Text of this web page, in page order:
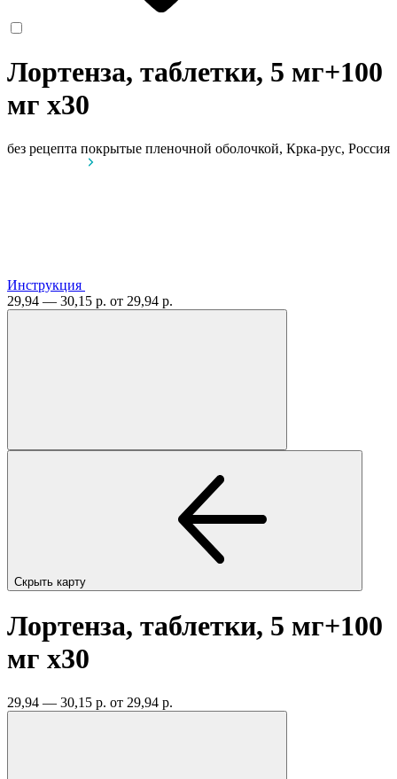
Лортенза, таблетки, 5 мг+100
мг x30
без рецепта покрытые пленочной оболочкой, Крка-рус, Россия
Инструкция
29,94 — 30,15 р. от 29,94 р.
Скрыть карту
Лортенза, таблетки, 5 мг+100
мг x30
29,94 — 30,15 р. от 29,94 р.